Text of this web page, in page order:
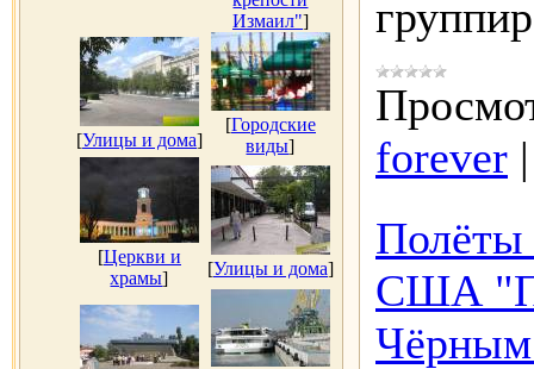
Измаил"]
[Улицы и дома]
[Городские
виды]
[Церкви и
храмы] [Улицы и дома]
forever
Полёты
США
Чёрным